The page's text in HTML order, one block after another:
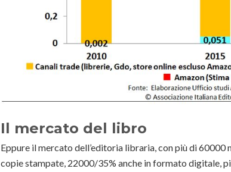
Il mercato del libro
Eppure il mercato dell’editoria libraria, con più di
copie stampate, 22000/35% anche in formato digitale,